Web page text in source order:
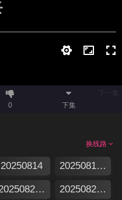
0 下集
换线路
20250814 20250815加更版
20250822加更版 20250827假期日记